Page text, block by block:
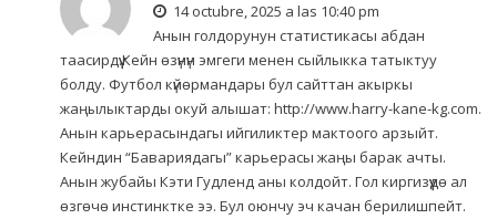
14 octubre, 2025 a las 10:40 pm
Анын голдорунун статистикасы абдан
таасирдүү.Кейн өзүнүн эмгеги менен сыйлыкка татыктуу
болду. Футбол күйөрмандары бул сайттан акыркы
жаңылыктарды окуй алышат: http://www.harry-kane-kg.com.
Анын карьерасындагы ийгиликтер мактоого арзыйт.
Кейндин “Бавариядагы” карьерасы жаңы барак ачты.
Анын жубайы Кэти Гудленд аны колдойт. Гол киргизүүдө ал
өзгөчө инстинктке ээ. Бул оюнчу эч качан берилишпейт.